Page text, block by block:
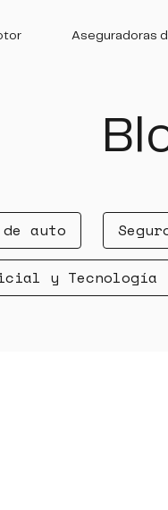
Aseguradoras
auto
y Tecnología